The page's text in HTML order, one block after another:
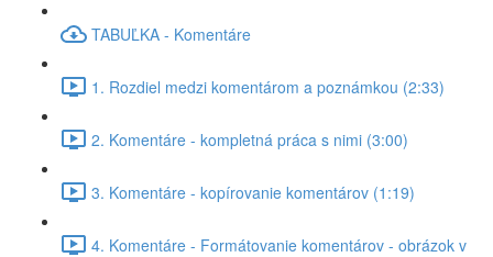
TABUĽKA - Komentáre
1. Rozdiel medzi komentárom a poznámkou (2:33)
2. Komentáre - kompletná práca s nimi (3:00)
3. Komentáre - kopírovanie komentárov (1:19)
4. Komentáre - Formátovanie komentárov - obrázok v